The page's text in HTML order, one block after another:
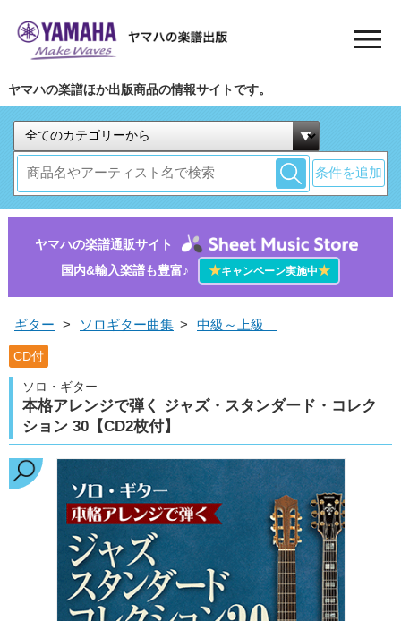
ヤマハの楽譜ほか出版商品の情報サイトです。
条件を追加
ヤマハの楽譜通販サイト
国内&輸入楽譜も豊富♪
★キャンペーン実施中★
ギター > ソロギター曲集 > 中級～上級
CD付
ソロ・ギター
本格アレンジで弾く ジャズ・スタンダード・コレク
ション 30【CD2枚付】